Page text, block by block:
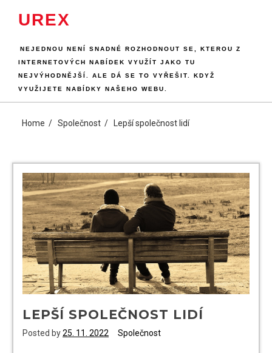
UREX
NEJEDNOU NENÍ SNADNÉ ROZHODNOUT SE, KTEROU Z
INTERNETOVÝCH NABÍDEK VYUŽÍT JAKO TU
NEJVÝHODNĚJŠÍ. ALE DÁ SE TO VYŘEŠIT. KDYŽ
VYUŽIJETE NABÍDKY NAŠEHO WEBU.
Home Společnost Lepší společnost lidí
LEPŠÍ SPOLEČNOST LIDÍ
Posted by25. 11. 2022 Společnost